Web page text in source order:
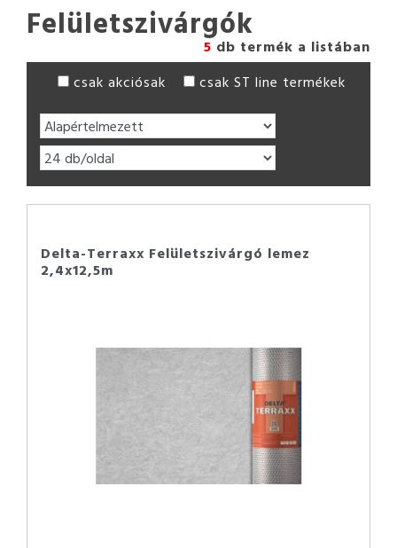
Felületszivárgók
5 db termék a listában
csak akciósak
csak ST line termékek
Delta-Terraxx Felületszivárgó lemez
2,4x12,5m